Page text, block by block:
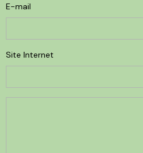
E-mail
Site Internet